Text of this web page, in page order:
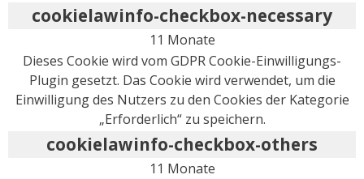
cookielawinfo-checkbox-necessary
11 Monate
Dieses Cookie wird vom GDPR Cookie-Einwilligungs-
Plugin gesetzt. Das Cookie wird verwendet, um die
Einwilligung des Nutzers zu den Cookies der Kategorie
„Erforderlich“ zu speichern.
cookielawinfo-checkbox-others
11 Monate